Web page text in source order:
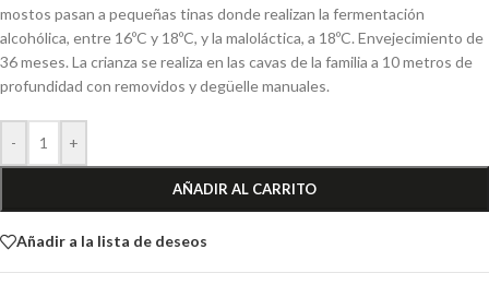
mostos pasan a pequeñas tinas donde realizan la fermentación
alcohólica, entre 16ºC y 18ºC, y la maloláctica, a 18ºC. Envejecimiento de
36 meses. La crianza se realiza en las cavas de la familia a 10 metros de
profundidad con removidos y degüelle manuales.
- +
AÑADIR AL CARRITO
Añadir a la lista de deseos